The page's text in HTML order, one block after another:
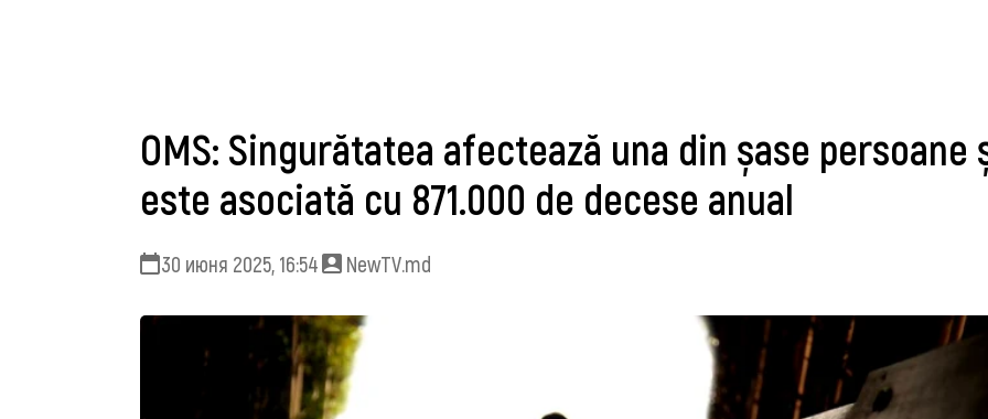
OMS: Singurătatea afectează una din șase persoane
este asociată cu 871.000 de decese anual
30 июня 2025, 16:54 NewTV.md